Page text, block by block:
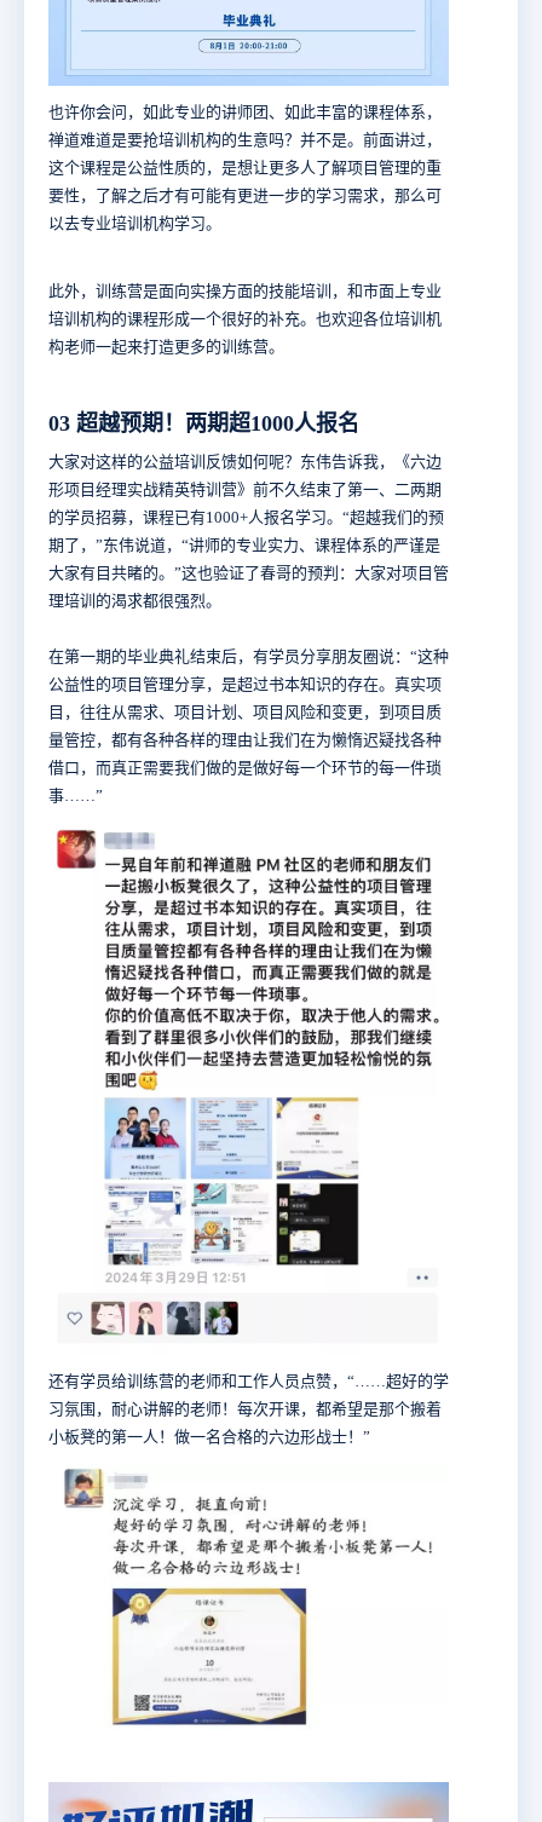
也许你会问，如此专业的讲师团、如此丰富的课程体系，
禅道难道是要抢培训机构的生意吗？并不是。前面讲过，
这个课程是公益性质的，是想让更多人了解项目管理的重
要性，了解之后才有可能有更进一步的学习需求，那么可
以去专业培训机构学习。
此外，训练营是面向实操方面的技能培训，和市面上专业
培训机构的课程形成一个很好的补充。也欢迎各位培训机
构老师一起来打造更多的训练营。
03 超越预期！两期超1000人报名
大家对这样的公益培训反馈如何呢？东伟告诉我，《六边
形项目经理实战精英特训营》前不久结束了第一、二两期
的学员招募，课程已有1000+人报名学习。“超越我们的预
期了，”东伟说道，“讲师的专业实力、课程体系的严谨是
大家有目共睹的。”这也验证了春哥的预判：大家对项目管
理培训的渴求都很强烈。
在第一期的毕业典礼结束后，有学员分享朋友圈说：“这种
公益性的项目管理分享，是超过书本知识的存在。真实项
目，往往从需求、项目计划、项目风险和变更，到项目质
量管控，都有各种各样的理由让我们在为懒惰迟疑找各种
借口，而真正需要我们做的是做好每一个环节的每一件琐
事……”
还有学员给训练营的老师和工作人员点赞，“……超好的学
习氛围，耐心讲解的老师！每次开课，都希望是那个搬着
小板凳的第一人！做一名合格的六边形战士！”